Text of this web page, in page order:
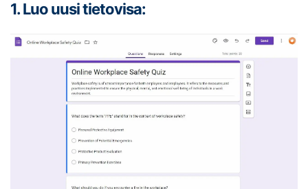
1. Luo uusi tietovisa: